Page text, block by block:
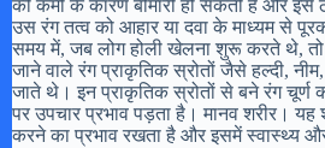
की कमी के कारण बीमारी हो सकती है और
उस रंग तत्व को आहार या दवा के माध्यम से
समय में, जब लोग होली खेलना शुरू करते थे, तो
जाने वाले रंग प्राकृतिक स्रोतों जैसे हल्दी,
जाते थे। इन प्राकृतिक स्रोतों से बने रंग
पर उपचार प्रभाव पड़ता है। मानव शरीर।
करने का प्रभाव रखता है और इसमें स्वास्थ्य